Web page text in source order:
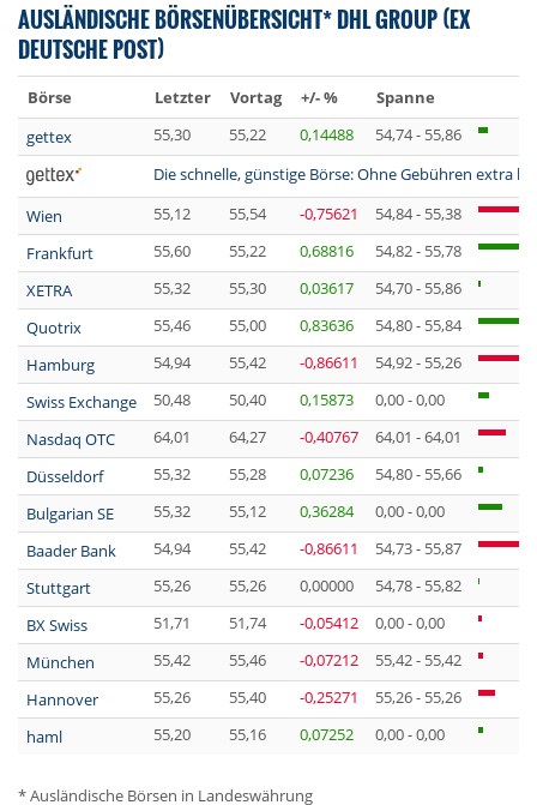
AUSLÄNDISCHE BÖRSENÜBERSICHT* DHL GROUP (EX
DEUTSCHE POST)
Börse Letzter Vortag +/- %
Spanne
gettex
55,30 55,22 0,14488
54,74 - 55,86
Die schnelle, günstige Börse: Ohne Gebühren extra
Wien
55,12 55,54 -0,75621
54,84 - 55,38
Frankfurt
55,60 55,22 0,68816
54,82 - 55,78
XETRA
55,32 55,30 0,03617
54,70 - 55,86
Quotrix
55,46 55,00 0,83636
54,80 - 55,84
Hamburg
54,94 55,42 -0,86611
54,92 - 55,26
Swiss Exchange
50,48 50,40 0,15873
0,00 - 0,00
Nasdaq OTC
64,01 64,27 -0,40767
64,01 - 64,01
Düsseldorf
55,32 55,28 0,07236
54,80 - 55,66
Bulgarian SE
55,32 55,12 0,36284
0,00 - 0,00
Baader Bank
54,94 55,42 -0,86611
54,73 - 55,87
Stuttgart
55,26 55,26 0,00000
54,78 - 55,82
BX Swiss
51,71 51,74 -0,05412
0,00 - 0,00
München
55,42 55,46 -0,07212
55,42 - 55,42
Hannover
55,26 55,40 -0,25271
55,26 - 55,26
haml
55,20 55,16 0,07252 0,00 - 0,00
* Ausländische Börsen in Landeswährung